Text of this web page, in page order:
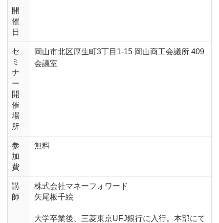
開
催
日
セ
ミ
ナ
ー
開
催
場
所
岡山市北区厚生町3丁目1-15 岡山商工会議所 409
会議室
参
加
費
無料
講
師
株式会社マネーフォワード
矢尾板千絵
大学卒業後、三菱東京UFJ銀行に入行。本部にて